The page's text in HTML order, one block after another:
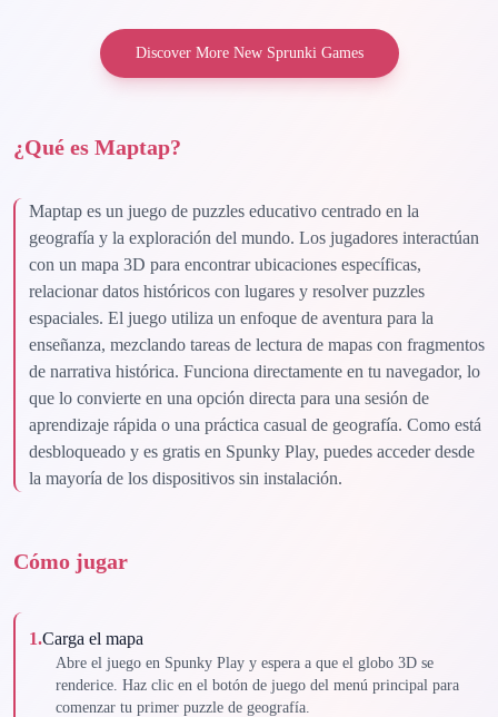
Discover More New Sprunki Games
¿Qué es Maptap?
Maptap es un juego de puzzles educativo centrado en la
geografía y la exploración del mundo. Los jugadores interactúan
con un mapa 3D para encontrar ubicaciones específicas,
relacionar datos históricos con lugares y resolver puzzles
espaciales. El juego utiliza un enfoque de aventura para la
enseñanza, mezclando tareas de lectura de mapas con fragmentos
de narrativa histórica. Funciona directamente en tu navegador, lo
que lo convierte en una opción directa para una sesión de
aprendizaje rápida o una práctica casual de geografía. Como está
desbloqueado y es gratis en Spunky Play, puedes acceder desde
la mayoría de los dispositivos sin instalación.
Cómo jugar
1.Carga el mapa
Abre el juego en Spunky Play y espera a que el globo 3D se
renderice. Haz clic en el botón de juego del menú principal para
comenzar tu primer puzzle de geografía.